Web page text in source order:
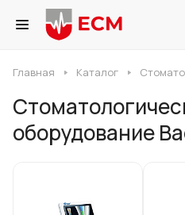
Главная Каталог
оборудование